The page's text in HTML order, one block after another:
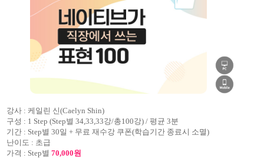
강사 : 케일린 신(Caelyn Shin)
구성 : 1 Step (Step별 34,33,33강/총100강) / 평균 3분
기간 : Step별 30일 + 무료 재수강 쿠폰(학습기간 종료시 소멸)
난이도 : 초급
가격 : Step별 70,000원